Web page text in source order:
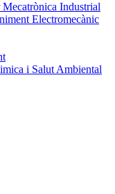
Industrial
Electromecànic
i Salut Ambiental